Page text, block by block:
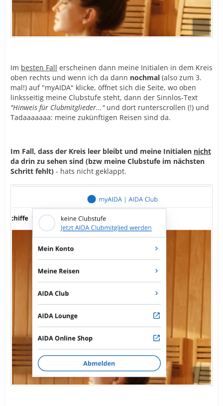
Im besten Fall erscheinen dann meine Initialen in dem Kreis
oben rechts und wenn ich da dann nochmal (also zum 3.
mal!) auf "myAIDA" klicke, öffnet sich die Seite, wo oben
linksseitig meine Clubstufe steht, dann der Sinnlos-Text
"Hinweis für Clubmitglieder..."und dort runterscrollen (!) und
Tadaaaaaaa: meine zukünftigen Reisen sind da.
Im Fall, dass der Kreis leer bleibt und meine Initialen nicht
da drin zu sehen sind (bzw meine Clubstufe im nächsten
Schritt fehlt) - hats nicht geklappt.